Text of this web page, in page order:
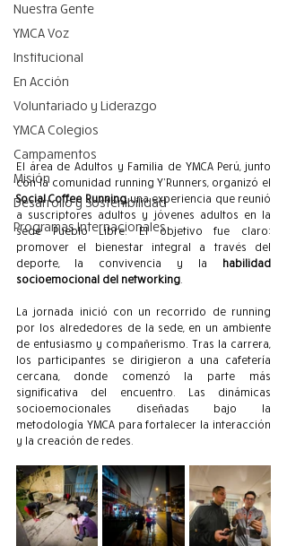
Nuestra Gente
YMCA Voz
Institucional
En Acción
Voluntariado y Liderazgo
YMCA Colegios
Campamentos
Misión
Desarrollo y Sostenibilidad
Programas Internacionales
El área de Adultos y Familia de YMCA Perú, junto
Social Coffee Running, una experiencia que reunió
a suscriptores adultos y jóvenes adultos en la
sede Pueblo Libre. El objetivo fue claro:
promover el bienestar integral a través del
deporte, la convivencia y la habilidad
socioemocional del networking.
La jornada inició con un recorrido de running
por los alrededores de la sede, en un ambiente
de entusiasmo y compañerismo. Tras la carrera,
los participantes se dirigieron a una cafetería
cercana, donde comenzó la parte más
significativa del encuentro. Las dinámicas
socioemocionales diseñadas bajo la
metodología YMCA para fortalecer la interacción
y la creación de redes.